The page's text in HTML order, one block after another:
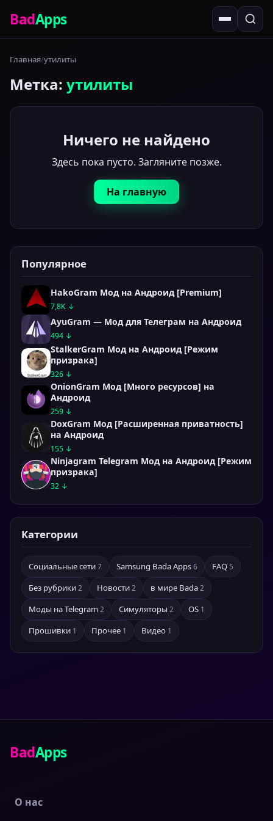
BadApps
Главная утилиты
Метка: утилиты
Ничего не найдено
Здесь пока пусто. Загляните позже.
На главную
Популярное
HakoGram Мод на Андроид [Premium]
7,8K ↓
AyuGram — Мод для Телеграм на Андроид
494 ↓
StalkerGram Мод на Андроид [Режим
призрака]
326 ↓
OnionGram Мод [Много ресурсов] на
Андроид
259 ↓
DoxGram Мод [Расширенная приватность]
на Андроид
155 ↓
Ninjagram Telegram Мод на Андроид [Режим
призрака]
32 ↓
Категории
Социальные сети7 Samsung Bada Apps6 FAQ 5
Без рубрики2 Новости2 в мире Bada2
Моды на Telegram2 Симуляторы 2 OS 1
Прошивки 1 Прочее 1 Видео 1
BadApps
О нас